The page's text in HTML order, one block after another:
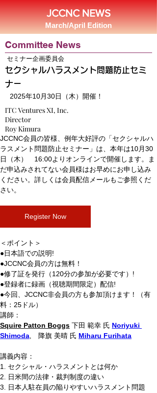
JCCNC NEWS
March/April Edition
Committee News
セミナー企画委員会
セクシャルハラスメント問題防止セミ
ナー
2025年10月30日（木）開催！
ITC Ventures XI, Inc.
Director
Roy Kimura
JCCNC会員の皆様、例年大好評の「セクシャルハ
ラスメント問題防止セミナー」は、本年は10月30
日（木）　16:00よりオンラインで開催します。ま
だ申込みされてない会員様はお早めにお申し込み
ください。詳しくは会員配信メールもご参照くだ
さい。
Register Now
＜ポイント＞
●日本語での説明!
●JCCNC会員の方は無料！
●修了証を発行（120分の参加が必要です）!
●登録者に録画（視聴期間限定）配信!
●今回、JCCNC非会員の方も参加頂けます！（有
料：25ドル）
講師：
Squire Patton Boggs 下田 範幸 氏 Noriyuki
Shimoda ,　降旗 美晴 氏 Miharu Furihata
講義内容：
1. セクシャル・ハラスメントとは何か
2. 日米間の法律・裁判制度の違い
3. 日本人駐在員の陥りやすいハラスメント問題